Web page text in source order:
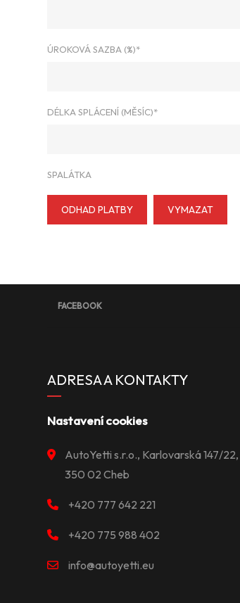
ÚROKOVÁ SAZBA (%)*
DÉLKA SPLÁCENÍ (MĚSÍC)*
SPALÁTKA
ODHAD PLATBY VYMAZAT
FACEBOOK
ADRESA A KONTAKTY
Nastavení cookies
AutoYetti s.r.o., Karlovarská 147/22,
350 02 Cheb
+420 777 642 221
+420 775 988 402
info@autoyetti.eu